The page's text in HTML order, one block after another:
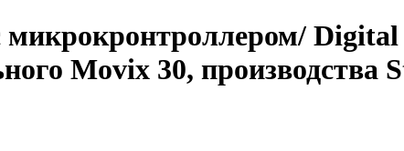
Movix 30,